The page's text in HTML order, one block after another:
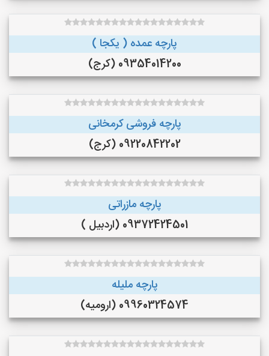
پارچه عمده ( یکجا )
09354014200 (کرج)
پارچه فروشی کرمخانی
09220842202 (کرج)
پارچه مازراتی
09372424501 (اردبیل )
پارچه ملیله
09960324574 (ارومیه)